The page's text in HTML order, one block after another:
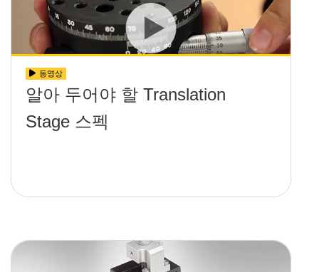
동영상
알아 두어야 할 Translation
Stage 스펙